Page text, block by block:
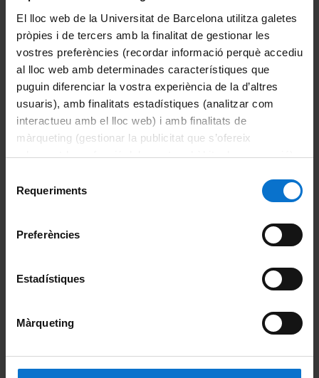
El lloc web de la Universitat de Barcelona utilitza galetes
pròpies i de tercers amb la finalitat de gestionar les
vostres preferències (recordar informació perquè accediu
al lloc web amb determinades característiques que
puguin diferenciar la vostra experiència de la d’altres
usuaris), amb finalitats estadístiques (analitzar com
interactueu amb el lloc web) i amb finalitats de
màrqueting (gestionar la publicitat que s’ofereix
adequant-la en funció dels vostres hàbits de navegació).
consultar laPolítica de galetes del lloc web de la
Requeriments
Preferències
Estadístiques
Màrqueting
PAU: necessites ajuda?
Consultar els meus tiquets
Servei d'Atenció a l'Estudiant (SAE)
93 355 60 00
Portal d'Estudiants
Ajuda Portal d'Estudiants
Si ets antic alumne:
Web Alumni
Si ets personal jubilat: